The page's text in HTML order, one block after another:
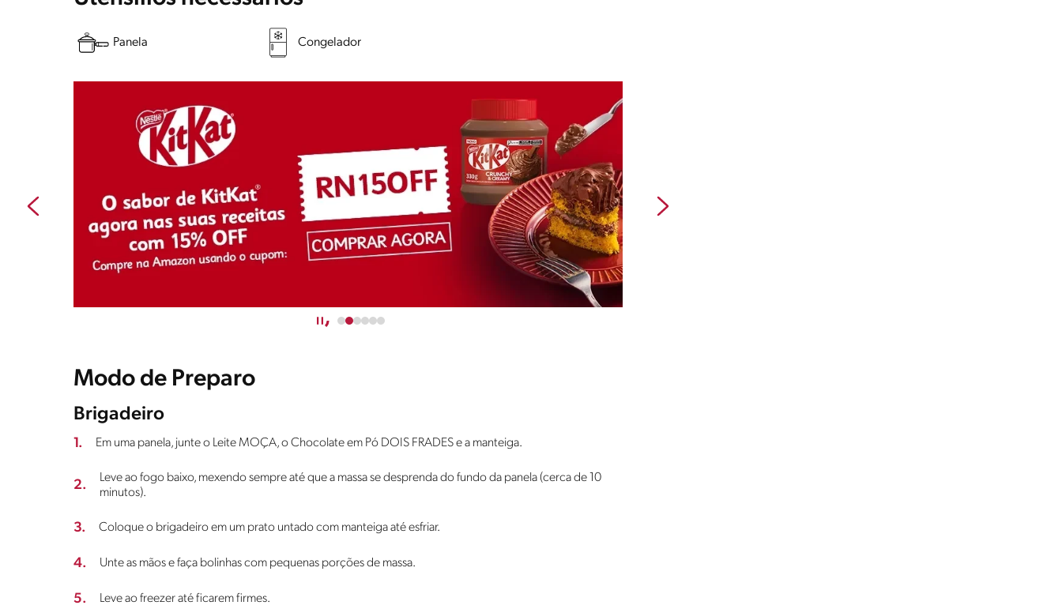
Panela Congelador
Modo de Preparo
Brigadeiro
1. Em uma panela, junte o Leite MOÇA, o Chocolate em Pó DOIS FRADES e a manteiga.
2.
Leve ao fogo baixo, mexendo sempre até que a massa se desprenda do fundo da panela (cerca de 10
minutos).
3. Coloque o brigadeiro em um prato untado com manteiga até esfriar.
4. Unte as mãos e faça bolinhas com pequenas porções de massa.
5. Leve ao freezer até ficarem firmes.